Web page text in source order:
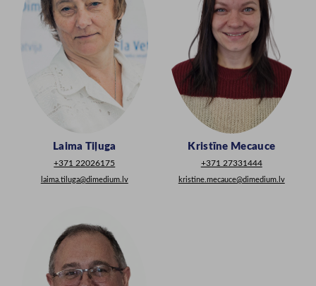
Laima Tiļuga
+371 22026175
laima.tiluga@dimedium.lv
Kristīne Mecauce
+371 27331444
kristine.mecauce@dimedium.lv